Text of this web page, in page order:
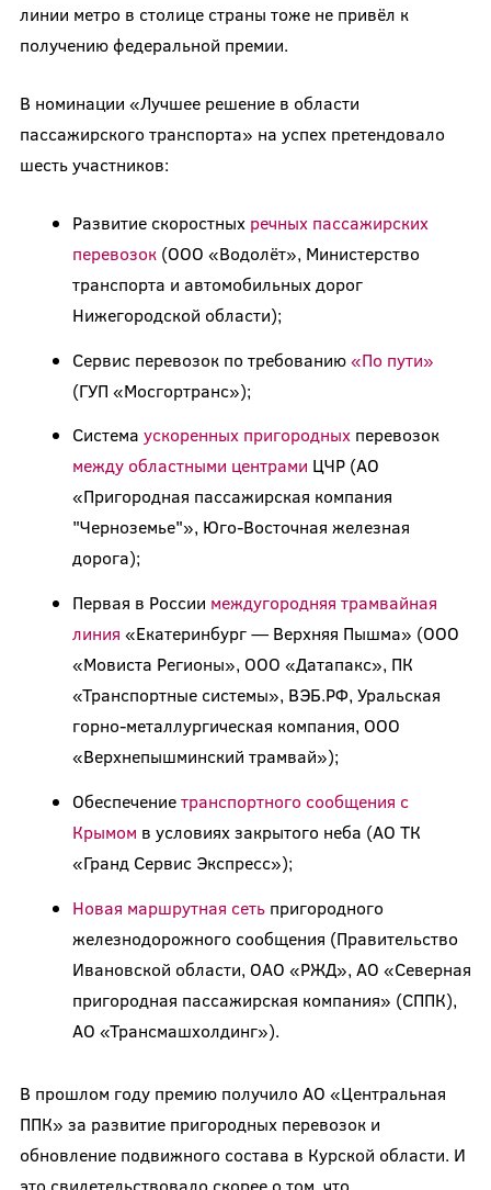
линии метро в столице страны тоже не привёл к
получению федеральной премии.
В номинации «Лучшее решение в области
пассажирского транспорта» на успех претендовало
шесть участников:
Развитие скоростных речных пассажирских
перевозок (ООО «Водолёт», Министерство
транспорта и автомобильных дорог
Нижегородской области);
Сервис перевозок по требованию«По пути»
(ГУП «Мосгортранс»);
Система ускоренных пригородныхперевозок
между областными центрами ЦЧР (АО
«Пригородная пассажирская компания
"Черноземье"», Юго-Восточная железная
дорога);
Первая в России междугородняя трамвайная
линия «Екатеринбург — Верхняя Пышма» (ООО
«Мовиста Регионы», ООО «Датапакс», ПК
«Транспортные системы», ВЭБ.РФ, Уральская
горно-металлургическая компания, ООО
«Верхнепышминский трамвай»);
Обеспечениетранспортного сообщения с
Крымом в условиях закрытого неба (АО ТК
«Гранд Сервис Экспресс»);
Новая маршрутная сетьпригородного
железнодорожного сообщения (Правительство
Ивановской области, ОАО «РЖД», АО «Северная
пригородная пассажирская компания» (СППК),
АО «Трансмашхолдинг»).
В прошлом году премию получило АО «Центральная
ППК» за развитие пригородных перевозок и
обновление подвижного состава в Курской области. И
это свидетельствовало скорее о том, что